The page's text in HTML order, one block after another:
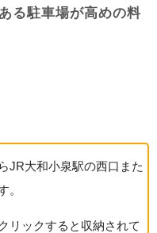
る駐車場が高めの料
JR大和小泉駅の西口また
。
リックすると収納されて